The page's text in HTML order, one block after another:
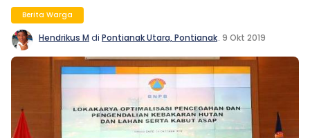
Berita Warga
Hendrikus M di Pontianak Utara, Pontianak. 9 Okt 2019